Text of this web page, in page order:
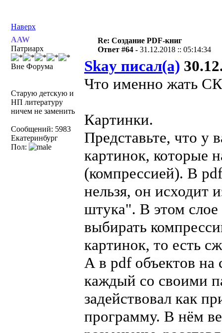
Наверх
AAW
Патриарх
Вне Форума
Старую детскую и
НП литературу
ничем не заменить
Сообщений: 5983
Екатеринбург
Пол:
Re: Создание PDF-книг
Ответ #64 -31.12.2018 :: 05:14:34
Skay писал(а)
Что именно жать
Картинки.
Представьте, что у
картинок, которые
(компрессией). В
нельзя, он исходит
штука". В этом слое
выбирать
картинок, то есть
А в pdf объектов на
каждый со своими
задействовал как
программу. В нём